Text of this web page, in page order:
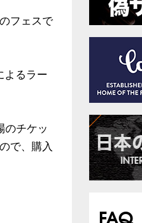
フェスで
よるラー
のチケッ
で、購入
FAQ